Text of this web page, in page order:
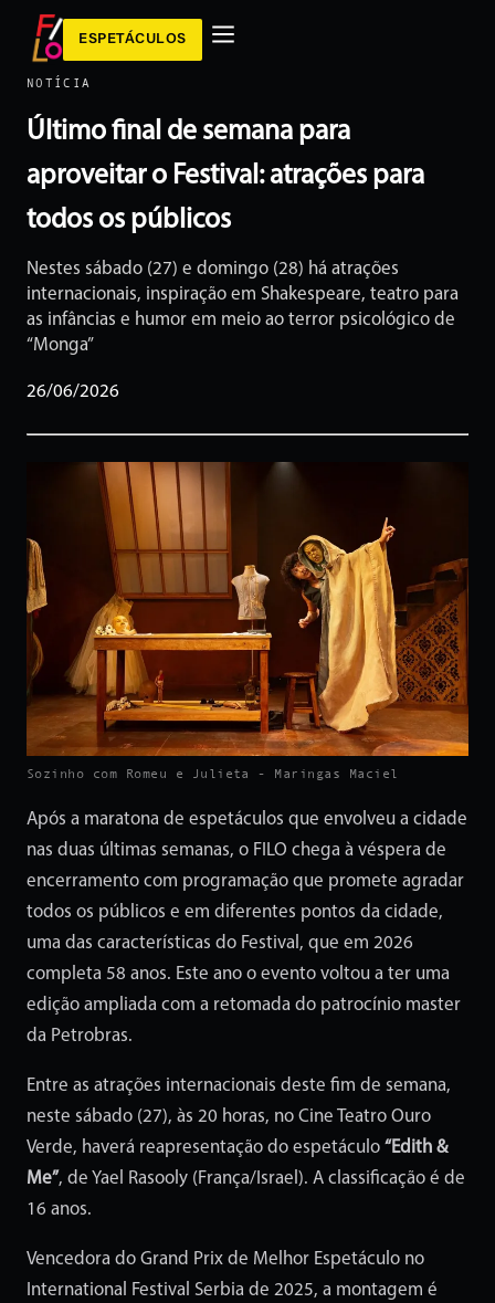
ESPETÁCULOS
NOTÍCIA
Último final de semana para
aproveitar o Festival: atrações para
todos os públicos
Nestes sábado (27) e domingo (28) há atrações
internacionais, inspiração em Shakespeare, teatro para
as infâncias e humor em meio ao terror psicológico de
“Monga”
26/06/2026
Sozinho com Romeu e Julieta - Maringas Maciel
Após a maratona de espetáculos que envolveu a cidade
nas duas últimas semanas, o FILO chega à véspera de
encerramento com programação que promete agradar
todos os públicos e em diferentes pontos da cidade,
uma das características do Festival, que em 2026
completa 58 anos. Este ano o evento voltou a ter uma
edição ampliada com a retomada do patrocínio master
da Petrobras.
Entre as atrações internacionais deste fim de semana,
neste sábado (27), às 20 horas, no Cine Teatro Ouro
Verde, haverá reapresentação do espetáculo “Edith &
Me”, de Yael Rasooly (França/Israel). A classificação é de
16 anos.
Vencedora do Grand Prix de Melhor Espetáculo no
International Festival Serbia de 2025, a montagem é